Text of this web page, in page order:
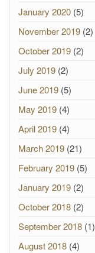
January 2020 (5)
November 2019 (2)
October 2019 (2)
July 2019 (2)
June 2019 (5)
May 2019 (4)
April 2019 (4)
March 2019 (21)
February 2019 (5)
January 2019 (2)
October 2018 (2)
September 2018 (1)
August 2018 (4)